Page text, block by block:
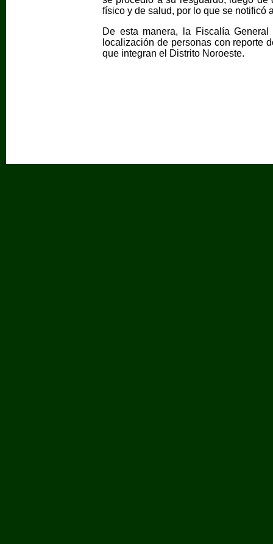
físico y de salud, por lo que se notificó
De esta manera, la Fiscalía
localización de personas con reporte
que integran el Distrito Noroeste.